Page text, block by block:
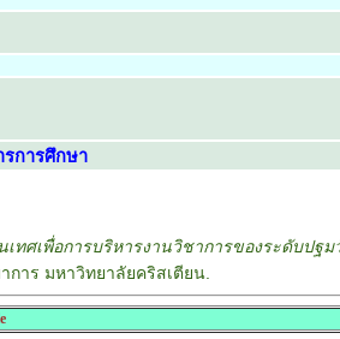
การศึกษา
ศเพื่อการบริหารงานวิชาการของระดับปฐม
าร มหาวิทยาลัยคริสเตียน.